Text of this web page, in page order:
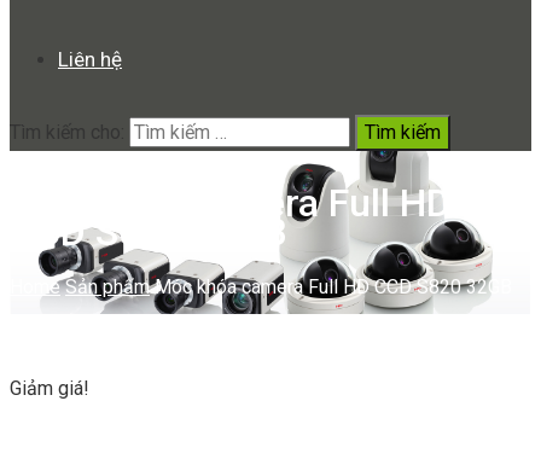
Liên hệ
Tìm kiếm cho:
Móc khóa camera Full HD
CCD S820 32GB
Home Sản phẩm Móc khóa camera Full HD CCD S820 32GB
Giảm giá!